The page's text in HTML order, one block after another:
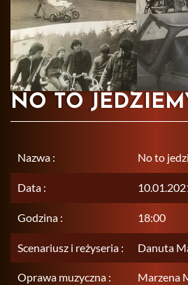
NO TO
Nazwa : No to
Data :
Godzina : 18:00
Scenariusz i reżyseria : Danuta
Oprawa muzyczna : Marzena